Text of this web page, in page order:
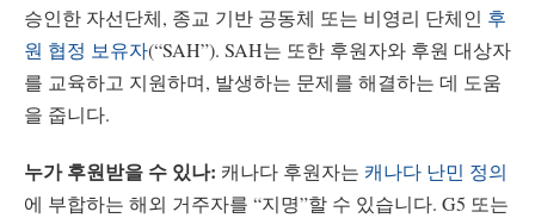
승인한 자선단체, 종교 기반 공동체 또는 비영리 단체인 후
원 협정 보유자(“SAH”). SAH는 또한 후원자와 후원 대상자
를 교육하고 지원하며, 발생하는 문제를 해결하는 데 도움
을 줍니다.
누가 후원받을 수 있나: 캐나다 후원자는 캐나다 난민 정의
에 부합하는 해외 거주자를 “지명”할 수 있습니다. G5 또는